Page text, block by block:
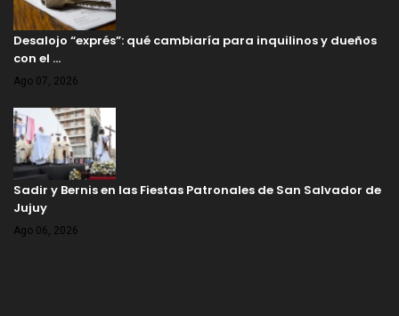
Desalojo “exprés”: qué cambiaría para inquilinos y dueños
con el …
Ago 07, 2026
Sadir y Bernis en las Fiestas Patronales de San Salvador de
Jujuy
Ago 06, 2026